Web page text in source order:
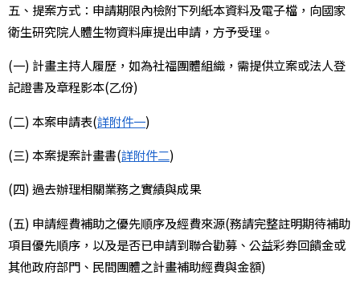
五、提案方式：申請期限內檢附下列紙本資料及電子檔，向國家
衛生研究院人體生物資料庫提出申請，方予受理。
(一) 計畫主持人履歷，如為社福團體組織，需提供立案或法人登
記證書及章程影本(乙份)
(二) 本案申請表(詳附件一)
(三) 本案提案計畫書(詳附件二)
(四) 過去辦理相關業務之實績與成果
(五) 申請經費補助之優先順序及經費來源(務請完整註明期待補助
項目優先順序，以及是否已申請到聯合勸募、公益彩券回饋金或
其他政府部門、民間團體之計畫補助經費與金額)